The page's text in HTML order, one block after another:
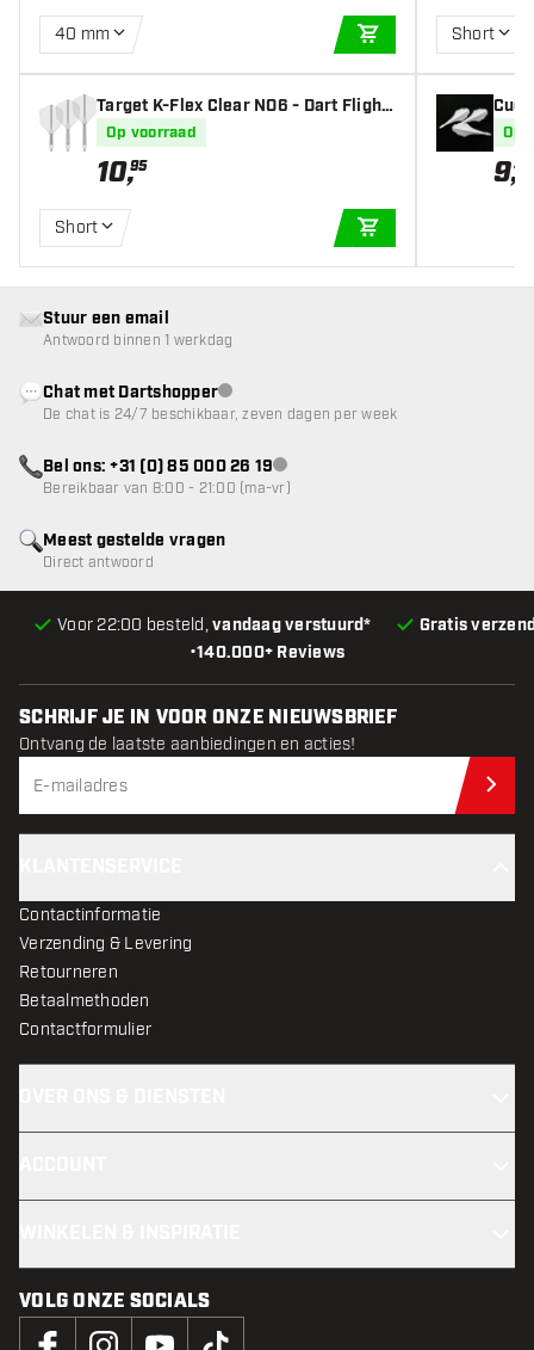
40 mm
IN WINKELWAGEN
Target K-Flex Clear NO6 - Dart Flight
Op voorraad
10,95
Short
Short
Op
9,45
•140.000+ Reviews
Voor 22:00 besteld,vandaag verstuurd* Gratis
Meest gestelde vragen
Direct antwoord
Stuur een email
Antwoord binnen 1 werkdag
Chat met Dartshopperklantenservice niet beschikbaar
De chat is 24/7 beschikbaar, zeven dagen per week
Bel ons: +31 (0) 85 000 26 19klantenservice niet beschikbaar
Bereikbaar van 8:00 - 21:00 (ma-vr)
SCHRIJF JE IN VOOR ONZE NIEUWSBRIEF
Ontvang de laatste aanbiedingen en acties!
Contactinformatie
Verzending & Levering
Retourneren
Betaalmethoden
Contactformulier
VOLG ONZE SOCIALS